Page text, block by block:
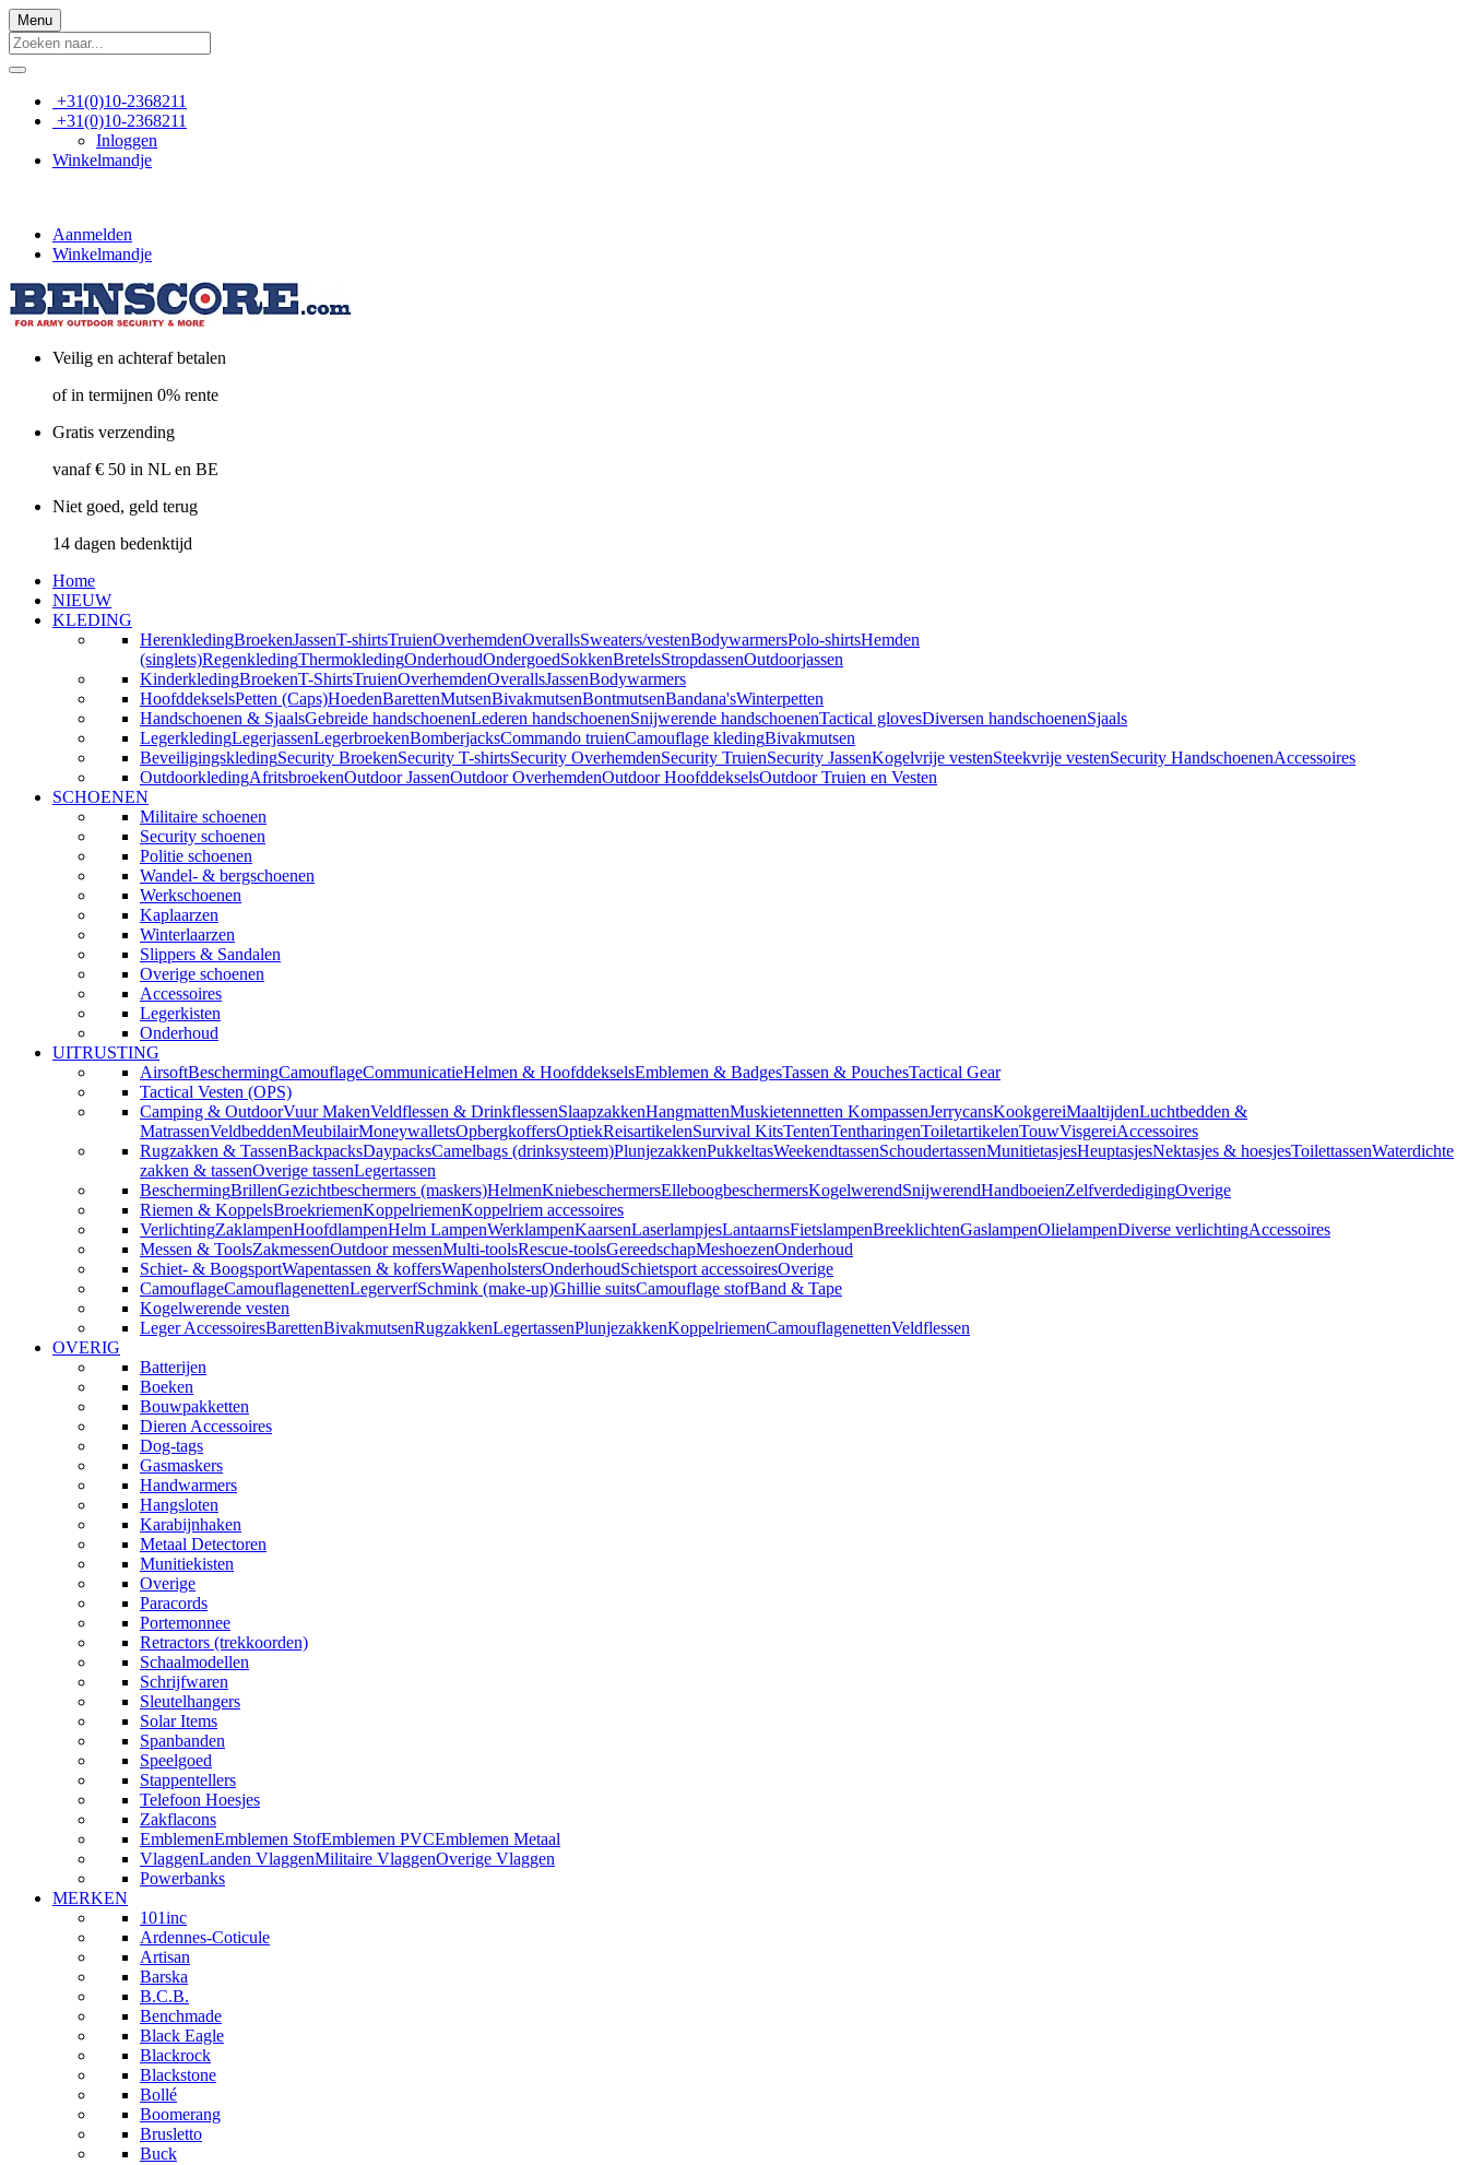
Menu
+31(0)10-2368211
+31(0)10-2368211
Inloggen
Winkelmandje
Aanmelden
Winkelmandje
Veilig en achteraf betalen
of in termijnen 0% rente
Gratis verzending
vanaf € 50 in NL en BE
Niet goed, geld terug
14 dagen bedenktijd
Home
NIEUW
KLEDING
HerenkledingBroekenJassenT-shirtsTruienOverhemdenOverallsSweaters/vestenBodywarmersPolo-shirtsHemden
(singlets)RegenkledingThermokledingOnderhoudOndergoedSokkenBretelsStropdassenOutdoorjassen
KinderkledingBroekenT-ShirtsTruienOverhemdenOverallsJassenBodywarmers
HoofddekselsPetten (Caps)HoedenBarettenMutsenBivakmutsenBontmutsenBandana'sWinterpetten
Handschoenen & SjaalsGebreide handschoenenLederen handschoenenSnijwerende handschoenenTactical glovesDiversen handschoenenSjaals
LegerkledingLegerjassenLegerbroekenBomberjacksCommando truienCamouflage kledingBivakmutsen
BeveiligingskledingSecurity BroekenSecurity T-shirtsSecurity OverhemdenSecurity TruienSecurity JassenKogelvrije vestenSteekvrije vestenSecurity HandschoenenAccessoires
OutdoorkledingAfritsbroekenOutdoor JassenOutdoor OverhemdenOutdoor HoofddekselsOutdoor Truien en Vesten
SCHOENEN
Militaire schoenen
Security schoenen
Politie schoenen
Wandel- & bergschoenen
Werkschoenen
Kaplaarzen
Winterlaarzen
Slippers & Sandalen
Overige schoenen
Accessoires
Legerkisten
Onderhoud
UITRUSTING
AirsoftBeschermingCamouflageCommunicatieHelmen & HoofddekselsEmblemen & BadgesTassen & PouchesTactical Gear
Tactical Vesten (OPS)
Camping & OutdoorVuur MakenVeldflessen & DrinkflessenSlaapzakkenHangmattenMuskietennetten KompassenJerrycansKookgereiMaaltijdenLuchtbedden &
MatrassenVeldbeddenMeubilairMoneywalletsOpbergkoffersOptiekReisartikelenSurvival KitsTentenTentharingenToiletartikelenTouwVisgereiAccessoires
Rugzakken & TassenBackpacksDaypacksCamelbags (drinksysteem)PlunjezakkenPukkeltasWeekendtassenSchoudertassenMunitietasjesHeuptasjesNektasjes & hoesjesToilettassenWaterdichte
zakken & tassenOverige tassenLegertassen
BeschermingBrillenGezichtbeschermers (maskers)HelmenKniebeschermersElleboogbeschermersKogelwerendSnijwerendHandboeienZelfverdedigingOverige
Riemen & KoppelsBroekriemenKoppelriemenKoppelriem accessoires
VerlichtingZaklampenHoofdlampenHelm LampenWerklampenKaarsenLaserlampjesLantaarnsFietslampenBreeklichtenGaslampenOlielampenDiverse verlichtingAccessoires
Messen & ToolsZakmessenOutdoor messenMulti-toolsRescue-toolsGereedschapMeshoezenOnderhoud
Schiet- & BoogsportWapentassen & koffersWapenholstersOnderhoudSchietsport accessoiresOverige
CamouflageCamouflagenettenLegerverfSchmink (make-up)Ghillie suitsCamouflage stofBand & Tape
Kogelwerende vesten
Leger AccessoiresBarettenBivakmutsenRugzakkenLegertassenPlunjezakkenKoppelriemenCamouflagenettenVeldflessen
OVERIG
Batterijen
Boeken
Bouwpakketten
Dieren Accessoires
Dog-tags
Gasmaskers
Handwarmers
Hangsloten
Karabijnhaken
Metaal Detectoren
Munitiekisten
Overige
Paracords
Portemonnee
Retractors (trekkoorden)
Schaalmodellen
Schrijfwaren
Sleutelhangers
Solar Items
Spanbanden
Speelgoed
Stappentellers
Telefoon Hoesjes
Zakflacons
EmblemenEmblemen StofEmblemen PVCEmblemen Metaal
VlaggenLanden VlaggenMilitaire VlaggenOverige Vlaggen
Powerbanks
MERKEN
101inc
Ardennes-Coticule
Artisan
Barska
B.C.B.
Benchmade
Black Eagle
Blackrock
Blackstone
Bollé
Boomerang
Brusletto
Buck